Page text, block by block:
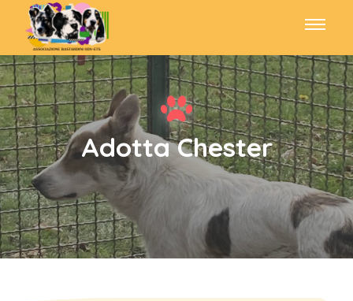
Adotta Chester